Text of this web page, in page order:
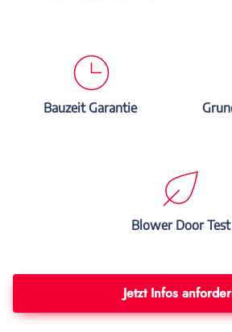
Bauzeit Garantie
Blower Door Test
Jetzt Infos